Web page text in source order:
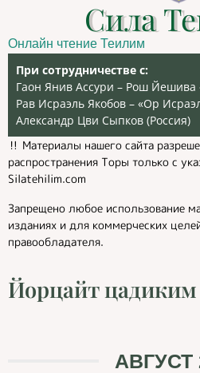
Сила
Онлайн чтение Теилим
При сотрудничестве с:
Гаон Янив Ассури – Рош
Рав Исраэль Якобов – «Ор
Александр Цви Сыпков (Россия)
‼️ Материалы нашего сайта
распространения Торы только с
Silatehilim.com
Запрещено любое использование
изданиях и для коммерческих
правообладателя.
Йорцайт цадиким
АВГУСТ